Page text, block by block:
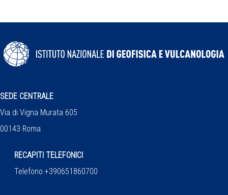
SEDE CENTRALE
Via di Vigna Murata 605
00143 Roma
RECAPITI TELEFONICI
Telefono +390651860700